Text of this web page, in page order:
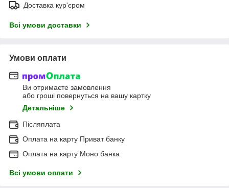
Доставка кур'єром
Всі умови доставки
Умови оплати
Ви отримаєте замовлення
або гроші повернуться на вашу картку
Детальніше
Післяплата
Оплата на карту Приват банку
Оплата на карту Моно банка
Всі умови оплати